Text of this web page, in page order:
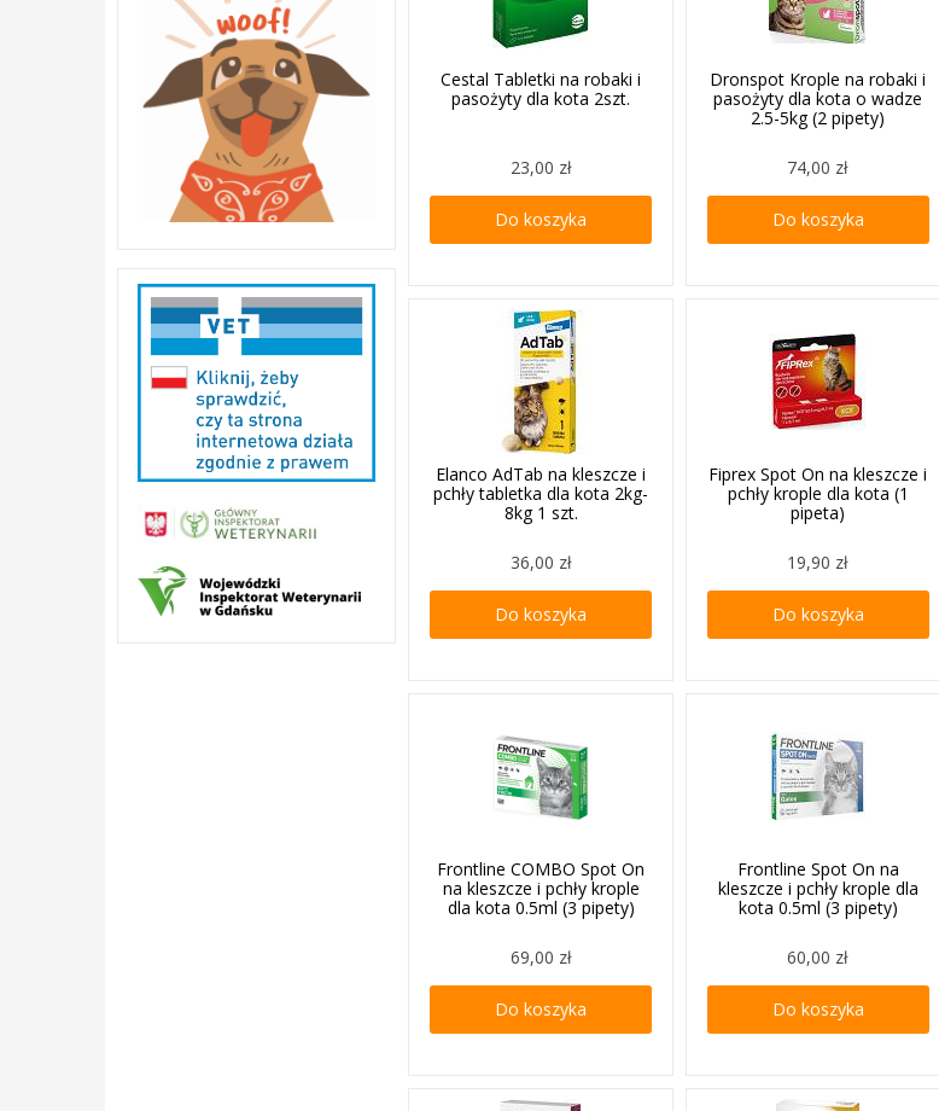
Cestal Tabletki na robaki i
pasożyty dla kota 2szt.
23,00 zł
Do koszyka
Dronspot Krople na robaki i
pasożyty dla kota o wadze
2.5-5kg (2 pipety)
74,00 zł
Do koszyka
Elanco AdTab na kleszcze i
pchły tabletka dla kota 2kg-
8kg 1 szt.
36,00 zł
Do koszyka
Fiprex Spot On na kleszcze i
pchły krople dla kota (1
pipeta)
19,90 zł
Do koszyka
Frontline COMBO Spot On
na kleszcze i pchły krople
dla kota 0.5ml (3 pipety)
69,00 zł
Do koszyka
Frontline Spot On na
kleszcze i pchły krople dla
kota 0.5ml (3 pipety)
60,00 zł
Do koszyka